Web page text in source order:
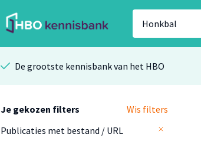
De grootste kennisbank van het HBO
Je gekozen filters
Wis filters
Publicaties met bestand / URL